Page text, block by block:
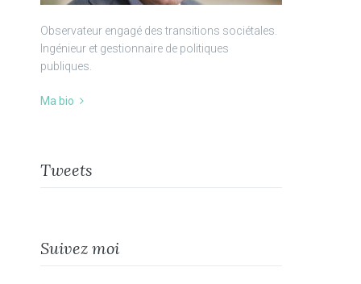
Observateur engagé des transitions sociétales.
Ingénieur et gestionnaire de politiques
publiques.
Ma bio
Tweets
Suivez moi